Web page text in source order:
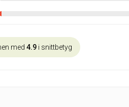
med 4.9 i snittbetyg